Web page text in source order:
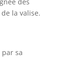
des
la valise.
sa